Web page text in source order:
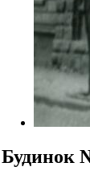
Будинок